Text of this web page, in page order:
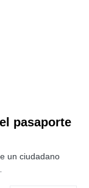
pasaporte
un ciudadano